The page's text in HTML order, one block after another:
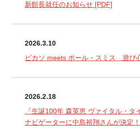
新館長就任のお知らせ[PDF]
2026.3.10
ピカソ meets ポール・スミス 遊び
2026.2.18
『生誕100年 森英恵 ヴァイタル・タ
ナビゲーターに中島裕翔さんが決定